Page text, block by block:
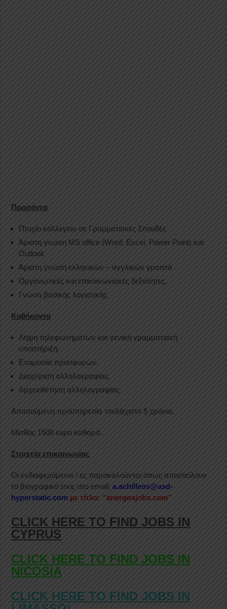
Προσόντα
Πτυχίο κολλεγίου σε Γραμματιακές Σπουδές
Άριστη γνώση MS office (Word, Excel, Power Point) και
Outlook
Άριστη γνώση ελληνικών – αγγλικών γραπτά
Οργανωτικές και επικοινωνιακές δεξιότητες.
Γνώση βασικής λογιστικής.
Καθήκοντα
Λήψη τηλεφωνημάτων και γενική γραμματιακή
υποστήριξη.
Ετοιμασία προσφορών.
Διαχείριση αλληλογραφίας.
Αρχειοθέτηση αλληλογραφίας.
Απαιτούμενη προϋπηρεσία τουλάχιστο 5 χρόνια.
Μισθός 1500 ευρό καθαρά.
Στοιχεία επικοινωνίας
Οι ενδιαφερόμενοι / ες παρακαλούνται όπως αποστείλουν
το βιογραφικό τους στο email:a.achilleos@asd-
hyperstatic.com με τίτλο: “anergosjobs.com”
CLICK HERE TO FIND JOBS IN
CYPRUS
CLICK HERE TO FIND JOBS IN
NICOSIA
CLICK HERE TO FIND JOBS IN